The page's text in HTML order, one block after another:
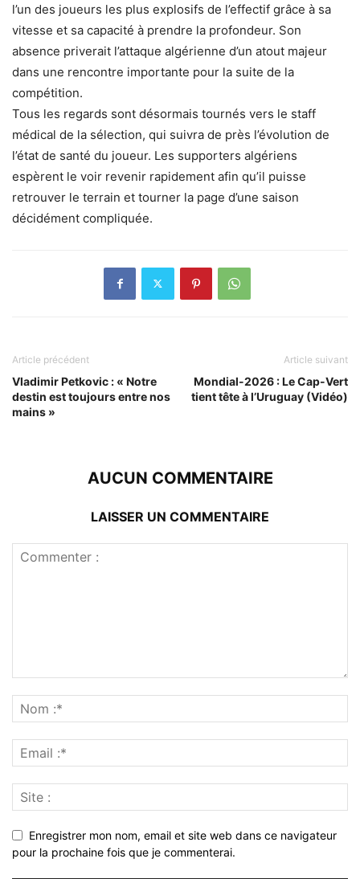
l’un des joueurs les plus explosifs de l’effectif grâce à sa
vitesse et sa capacité à prendre la profondeur. Son
absence priverait l’attaque algérienne d’un atout majeur
dans une rencontre importante pour la suite de la
compétition.
Tous les regards sont désormais tournés vers le staff
médical de la sélection, qui suivra de près l’évolution de
l’état de santé du joueur. Les supporters algériens
espèrent le voir revenir rapidement afin qu’il puisse
retrouver le terrain et tourner la page d’une saison
décidément compliquée.
Article précédent
Vladimir Petkovic : « Notre
destin est toujours entre nos
mains »
Article suivant
Mondial-2026 : Le Cap-Vert
tient tête à l’Uruguay (Vidéo)
AUCUN COMMENTAIRE
LAISSER UN COMMENTAIRE
Enregistrer mon nom, email et site web dans ce navigateur
pour la prochaine fois que je commenterai.